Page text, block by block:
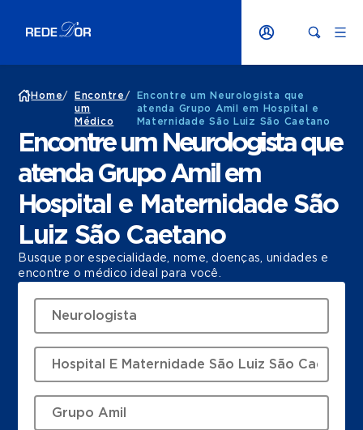
Home/
Encontre
um
Médico
/
Encontre um Neurologista que
atenda Grupo Amil em Hospital e
Maternidade São Luiz São Caetano
Encontre um Neurologista que
atenda Grupo Amil em
Hospital e Maternidade São
Luiz São Caetano
Busque por especialidade, nome, doenças, unidades e
encontre o médico ideal para você.